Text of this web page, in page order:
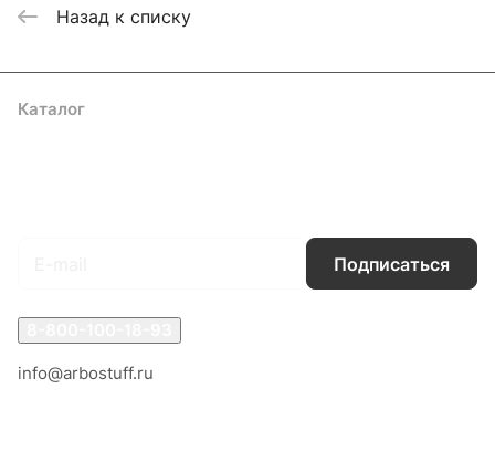
Назад к списку
Каталог
Подписаться
info@arbostuff.ru